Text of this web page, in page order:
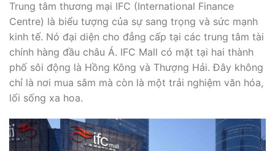
Trung tâm thương mại IFC (International Finance
Centre) là biểu tượng của sự sang trọng và sức mạnh
kinh tế. Nó đại diện cho đẳng cấp tại các trung tâm tài
chính hàng đầu châu Á. IFC Mall có mặt tại hai thành
phố sôi động là Hồng Kông và Thượng Hải. Đây không
chỉ là nơi mua sắm mà còn là một trải nghiệm văn hóa,
lối sống xa hoa.